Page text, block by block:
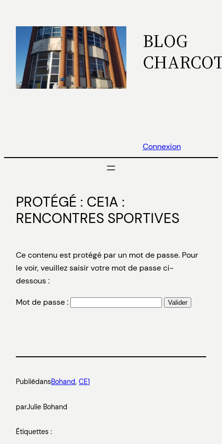
contenu
BLOG
Connexion
PROTÉGÉ : CE1A :
RENCONTRES SPORTIVES
Ce contenu est protégé par un mot de passe. Pour
le voir, veuillez saisir votre mot de passe ci-
dessous :
Mot de passe :
PubliédansBohand, CE1
parJulie Bohand
Étiquettes :